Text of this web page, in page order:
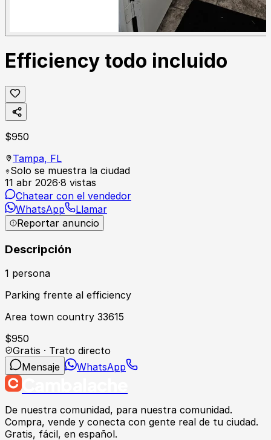
Efficiency todo incluido
$950
Tampa, FL
Solo se muestra la ciudad
11 abr 2026·8 vistas
Chatear con el vendedor
WhatsApp
Llamar
Reportar anuncio
Descripción
1 persona
Parking frente al efficiency
Area town country 33615
$950
Gratis · Trato directo
Mensaje
WhatsApp
De nuestra comunidad, para nuestra comunidad.
Compra, vende y conecta con gente real de tu ciudad.
Gratis, fácil, en español.